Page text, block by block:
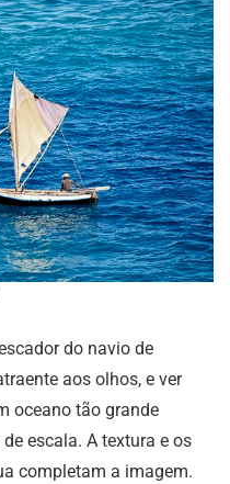
do navio de
aos olhos, e ver
oceano tão grande
escala. A textura e os
completam a imagem.